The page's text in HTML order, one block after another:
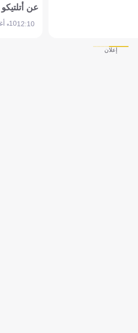
عن أتلتيكو
12:1010 أغسطس 2026
إعلان